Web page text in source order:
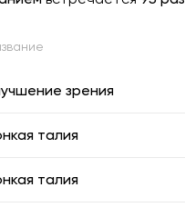
зрения
талия
талия